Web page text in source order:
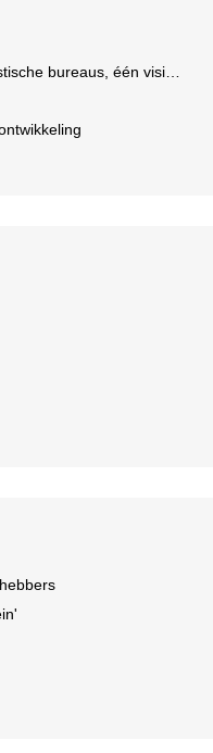
één visie op groei